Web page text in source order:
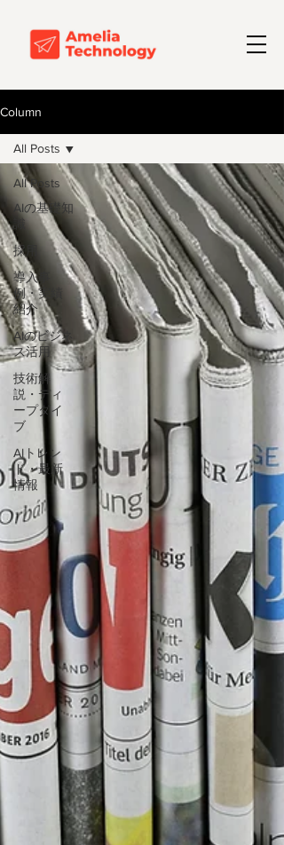
Column
All Posts
AIの基礎知
識
採用
導入事
例・実績
紹介
AIのビジネ
ス活用
技術解
説・ディ
ープダイ
ブ
AIトレン
ド・最新
情報
All Posts